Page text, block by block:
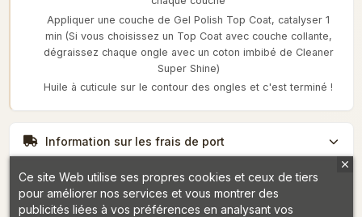
Appliquer une couche de Gel Polish Top Coat, catalyser 1
min (Si vous choisissez un Top Coat avec couche collante,
dégraissez chaque ongle avec un coton imbibé de Cleaner
Super Shine)
Huile à cuticule sur le contour des ongles et c'est terminé !
Information sur les frais de port
Ce site Web utilise ses propres cookies et ceux de tiers
pour améliorer nos services et vous montrer des
publicités liées à vos préférences en analysant vos